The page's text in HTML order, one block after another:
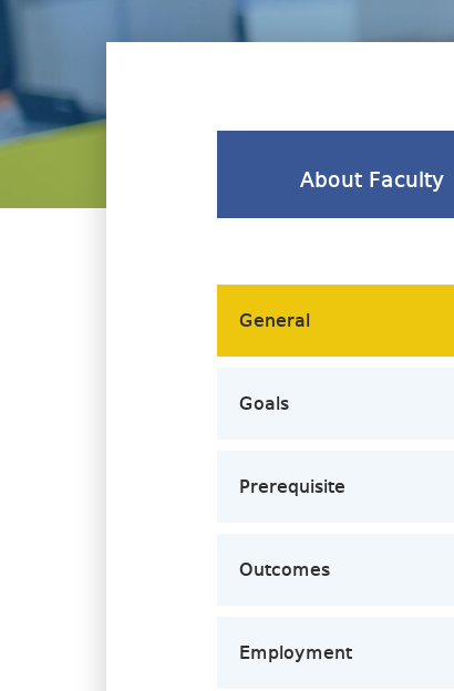
About Faculty
General
Goals
Prerequisite
Outcomes
Employment